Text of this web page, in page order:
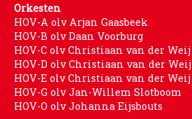
Orkesten
HOV-A olv Arjan Gaasbeek
HOV-B olv Daan Voorburg
HOV-C olv Christiaan van der Weij
HOV-D olv Christiaan van der Weij
HOV-E olv Christiaan van der Weij
HOV-G olv Jan-Willem Slotboom
HOV-O olv Johanna Eijsbouts